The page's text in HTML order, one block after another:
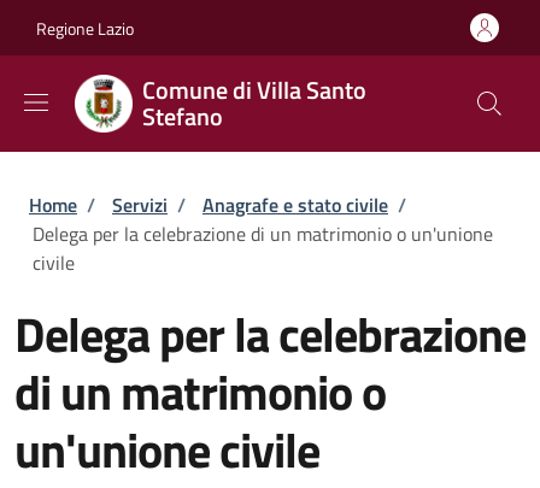
Regione Lazio
Comune di Villa Santo
Stefano
Briciole di pane
Home / Servizi / Anagrafe e stato civile /
Delega per la celebrazione di un matrimonio o un'unione
civile
Delega per la celebrazione
di un matrimonio o
un'unione civile